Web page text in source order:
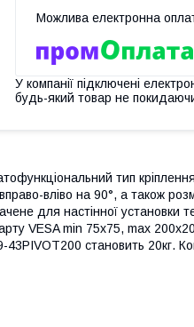
У компанії підключені
будь-який товар не
тип кріплення,
вліво на 90°, а також
для настінної установки
VESA min 75x75, max
становить 20кг.